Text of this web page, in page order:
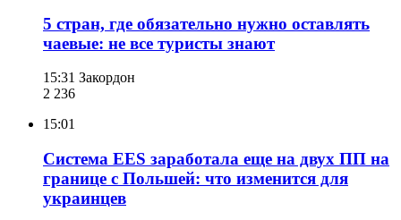
5 стран, где обязательно нужно оставлять
чаевые: не все туристы знают
15:31 Закордон
2 236
15:01
Система EES заработала еще на двух ПП на
границе с Польшей: что изменится для
украинцев